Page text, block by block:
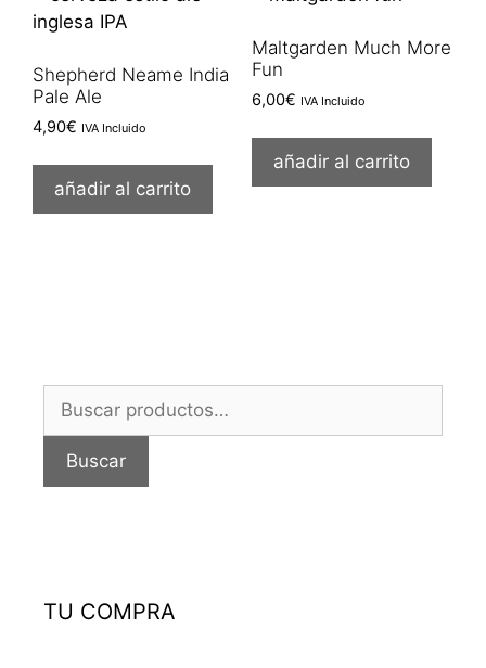
Shepherd Neame India
Pale Ale
4,90€ IVA Incluido
añadir al carrito
Maltgarden Much More
Fun
6,00€ IVA Incluido
añadir al carrito
Buscar
Buscar
TU COMPRA